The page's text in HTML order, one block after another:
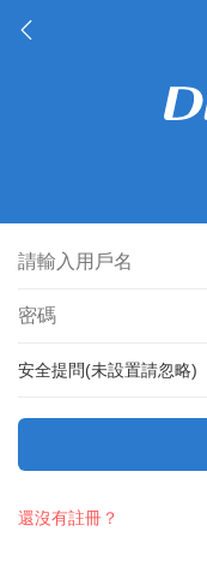
安全提問(未設置請忽略)
還沒有註冊？